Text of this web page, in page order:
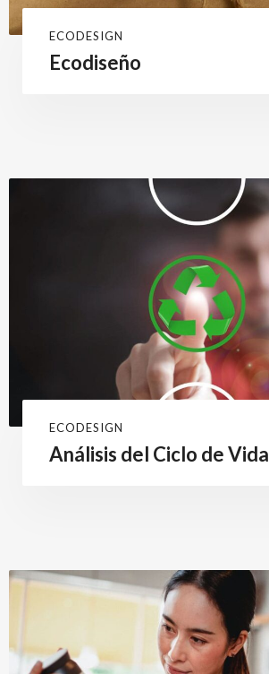
ECODESIGN
Ecodiseño
ECODESIGN
Análisis del Ciclo de Vida